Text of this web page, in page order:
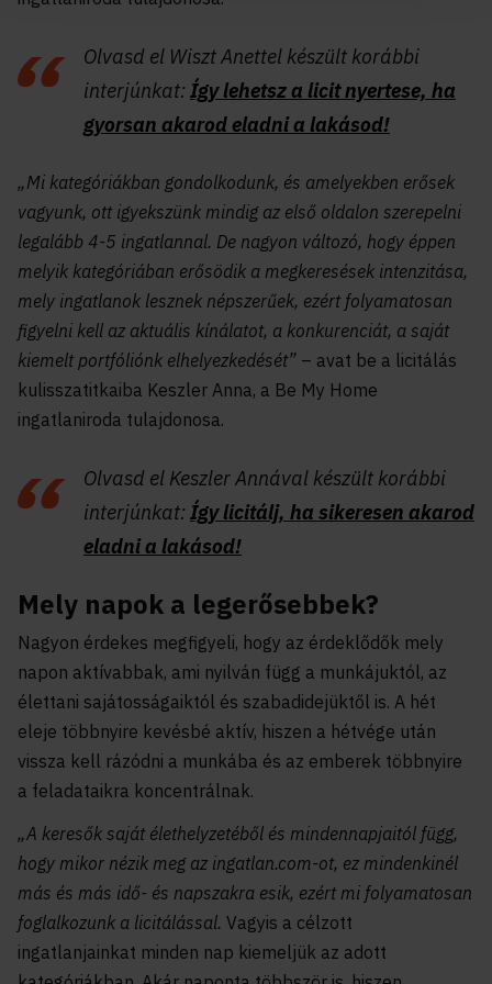
Olvasd el Wiszt Anettel készült korábbi
interjúnkat: Így lehetsz a licit nyertese, ha
gyorsan akarod eladni a lakásod!
„Mi kategóriákban gondolkodunk, és amelyekben erősek
vagyunk, ott igyekszünk mindig az első oldalon szerepelni
legalább 4-5 ingatlannal. De nagyon változó, hogy éppen
melyik kategóriában erősödik a megkeresések intenzitása,
mely ingatlanok lesznek népszerűek, ezért folyamatosan
figyelni kell az aktuális kínálatot, a konkurenciát, a saját
kiemelt portfóliónk elhelyezkedését” – avat be a licitálás
kulisszatitkaiba Keszler Anna, a Be My Home
ingatlaniroda tulajdonosa.
Olvasd el Keszler Annával készült korábbi
interjúnkat: Így licitálj, ha sikeresen akarod
eladni a lakásod!
Mely napok a legerősebbek?
Nagyon érdekes megfigyeli, hogy az érdeklődők mely
napon aktívabbak, ami nyilván függ a munkájuktól, az
élettani sajátosságaiktól és szabadidejüktől is. A hét
eleje többnyire kevésbé aktív, hiszen a hétvége után
vissza kell rázódni a munkába és az emberek többnyire
a feladataikra koncentrálnak.
„A keresők saját élethelyzetéből és mindennapjaitól függ,
hogy mikor nézik meg az ingatlan.com-ot, ez mindenkinél
más és más idő- és napszakra esik, ezért mi folyamatosan
foglalkozunk a licitálással. Vagyis a célzott
ingatlanjainkat minden nap kiemeljük az adott